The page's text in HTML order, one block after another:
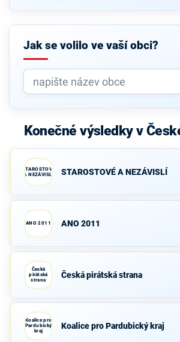
Jak se volilo ve vaší obci?
Konečné výsledky v
STAROSTOVÉ
A NEZÁVISLÍ
STAROSTOVÉ A NEZÁVISLÍ
ANO 2011 ANO 2011
Česká
pirátská
strana
Česká pirátská strana
Koalice pro
Pardubický
kraj
Koalice pro Pardubický kraj